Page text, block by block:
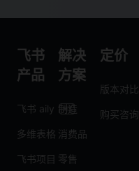
飞书
产品
飞书 aily
多维表格
飞书项目
解决
方案
制造
消费品
零售
定价
版本对比
购买咨询